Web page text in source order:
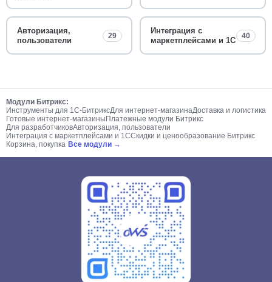
Авторизация,
пользователи
29
Интеграция с
маркетплейсами и 1С
40
Модули Битрикс:
Инструменты для 1С-БитриксДля интернет-магазинаДоставка и логистика
Готовые интернет-магазины Платежные модули Битрикс
Для разработчиковАвторизация, пользователи
Интеграция с маркетплейсами и 1ССкидки и ценообразование Битрикс
Корзина, покупка Все модули →